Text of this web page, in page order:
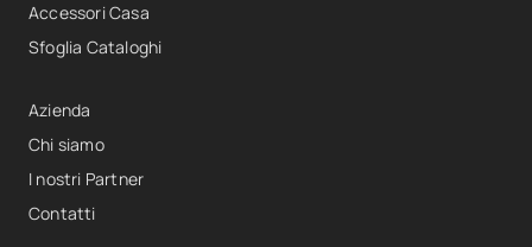
Accessori Casa
Sfoglia Cataloghi
Azienda
Chi siamo
I nostri Partner
Contatti